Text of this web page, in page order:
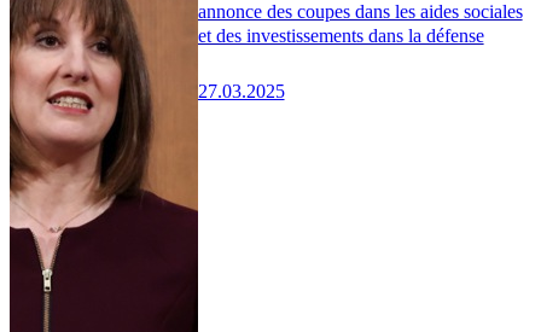
annonce des coupes dans les aides sociales
et des investissements dans la défense
27.03.2025